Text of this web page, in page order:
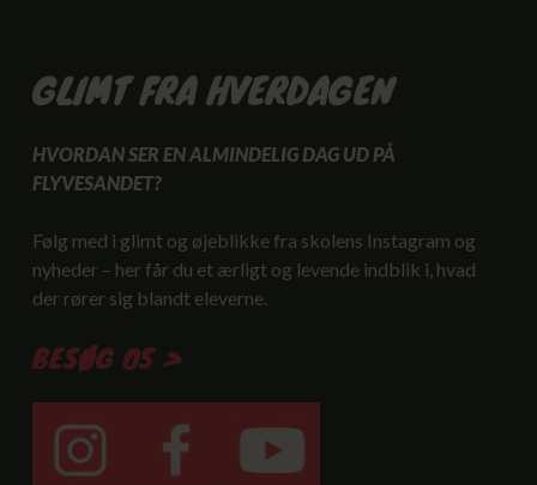
GLIMT FRA HVERDAGEN
HVORDAN SER EN ALMINDELIG DAG UD PÅ
FLYVESANDET?
Følg med i glimt og øjeblikke fra skolens Instagram og
nyheder – her får du et ærligt og levende indblik i, hvad
der rører sig blandt eleverne.
BESØG OS >